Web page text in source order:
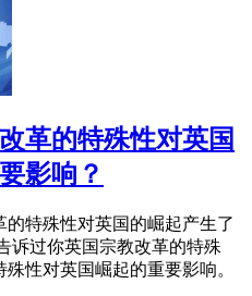
革的特殊性对英国
影响？
特殊性对英国的崛起产生了
诉过你英国宗教改革的特殊
性对英国崛起的重要影响。